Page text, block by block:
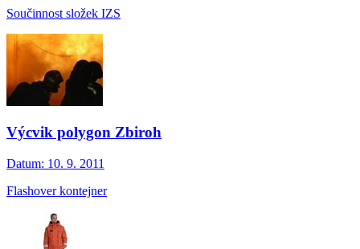
Součinnost složek IZS
Výcvik polygon Zbiroh
Datum: 10. 9. 2011
Flashover kontejner